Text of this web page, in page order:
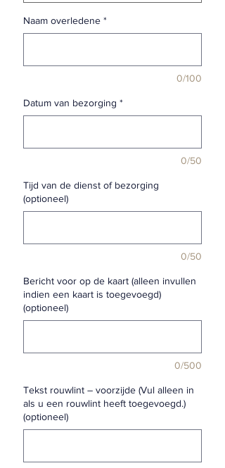
Naam overledene *
0/100
Datum van bezorging *
0/50
Tijd van de dienst of bezorging
(optioneel)
0/50
Bericht voor op de kaart (alleen invullen
indien een kaart is toegevoegd)
(optioneel)
0/500
Tekst rouwlint – voorzijde (Vul alleen in
als u een rouwlint heeft toegevoegd.)
(optioneel)